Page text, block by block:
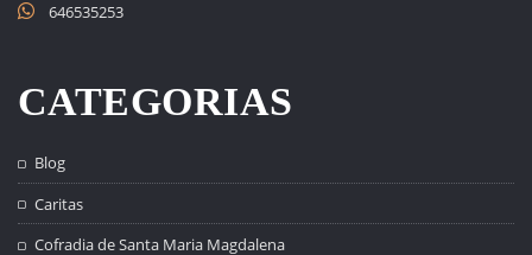
646535253
CATEGORIAS
Blog
Caritas
Cofradia de Santa Maria Magdalena